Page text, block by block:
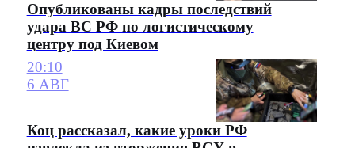
Опубликованы кадры последствий
удара ВС РФ по логистическому
центру под Киевом
20:10
6 АВГ
Коц рассказал, какие уроки РФ